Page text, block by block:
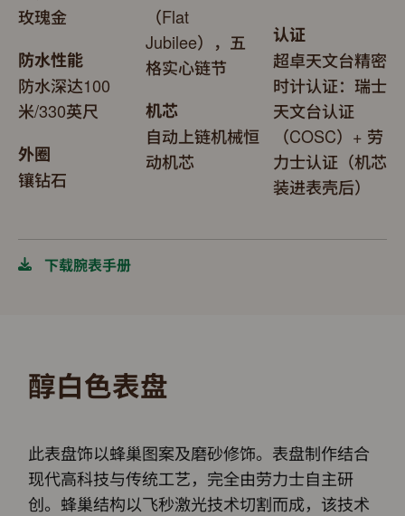
玫瑰金
防水性能
防水深达100
米/330英尺
外圈
镶钻石
（Flat
Jubilee），五
格实心链节
机芯
自动上链机械恒
动机芯
认证
超卓天文台精密
时计认证：瑞士
天文台认证
（COSC）+ 劳
力士认证（机芯
装进表壳后）
下载腕表手册
醇白色表盘
此表盘饰以蜂巢图案及磨砂修饰。表盘制作结合
现代高科技与传统工艺，完全由劳力士自主研
创。蜂巢结构以飞秒激光技术切割而成，该技术